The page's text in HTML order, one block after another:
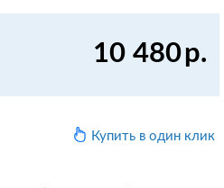
10 480р.
Купить в один клик